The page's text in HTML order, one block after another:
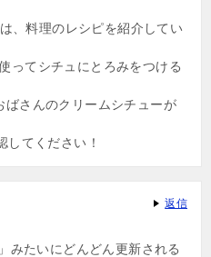
、料理のレシピを紹介してい
ってシチュにとろみをつける
ばさんのクリームシチューが
してください！
みたいにどんどん更新される
返信